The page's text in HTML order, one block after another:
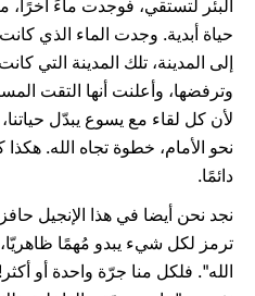
البئر لتستقي، فوجدت ماءً اخرًا،
حياة أبدية. وجدت الماء الذي
إلى المدينة، تلك المدينة التي
وترفضها، وأعلنت أنها التقت
لأن كل لقاء مع يسوع يبدّل
نحو الأمام، خطوة تجاه الله.
دائمًا.
نجد نحن أيضا في هذا الإنجيل
ترمز لكل شيء يبدو مُهمًا
الله". فلكل منا جرّة واحدة أو